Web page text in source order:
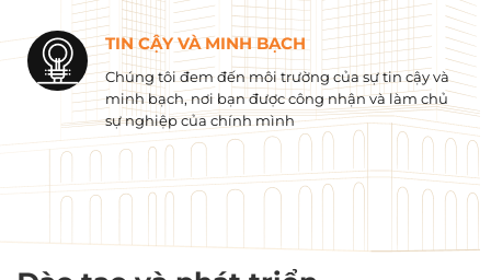
TIN CẬY VÀ MINH BẠCH
Chúng tôi đem đến môi trường của sự tin cậy và
minh bạch, nơi bạn được công nhận và làm chủ
sự nghiệp của chính mình